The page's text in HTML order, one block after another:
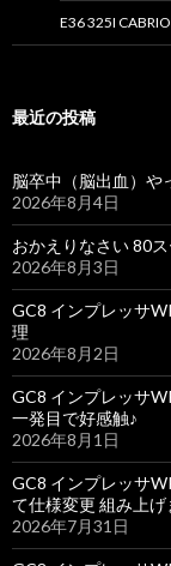
E36 325I
最近の投稿
脳卒中（脳出血）や
2026年8月4日
おかえりなさい 80
2026年8月3日
GC8 インプレッサ
理
2026年8月2日
GC8 インプレッサ
一発目で好感触♪
2026年8月1日
GC8 インプレッサ
て仕様変更 組み上げ
2026年7月31日